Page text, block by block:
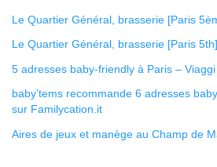
Le Quartier Général, brasserie [Paris
Le Quartier Général, brasserie [Paris 5th]
5 adresses baby-friendly à Paris –
baby’tems recommande 6 adresses
sur Familycation.it
Aires de jeux et manège au Champ de